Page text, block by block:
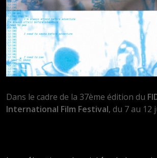
Dans le cadre de la 37ème édition du
International Film Festival, du 7 au 12